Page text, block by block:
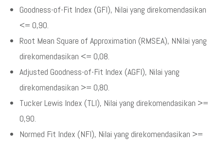
Goodness-of-Fit Index (GFI), Nilai yang direkomendasikan
<= 0,90.
Root Mean Square of Approximation (RMSEA), NNilai yang
direkomendasikan <= 0,08.
Adjusted Goodness-of-Fit Index (AGFI), Nilai yang
direkomendasikan >= 0,80.
Tucker Lewis Index (TLI), Nilai yang direkomendasikan >=
0,90.
Normed Fit Index (NFI), Nilai yang direkomendasikan >=